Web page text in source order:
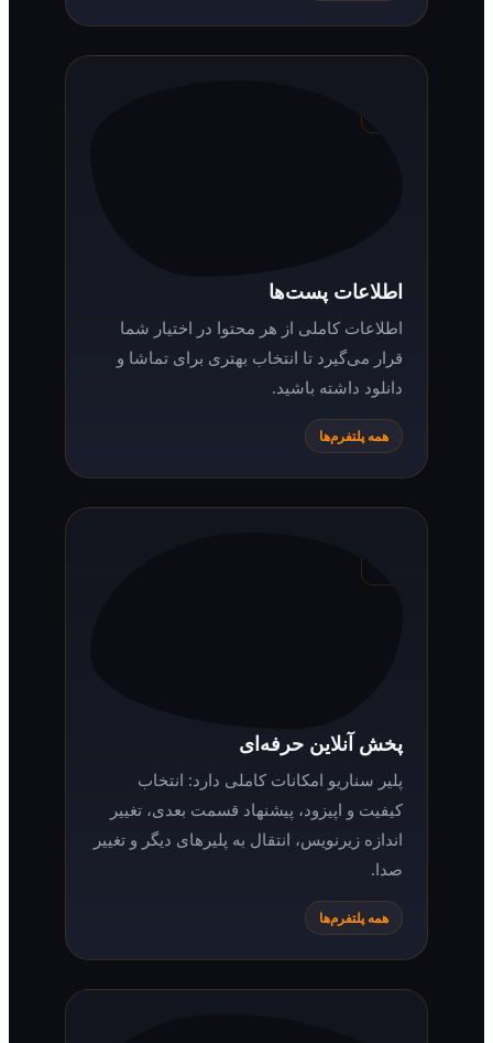
اطلاعات پست‌ها
اطلاعات کاملی از هر محتوا در اختیار شما
قرار می‌گیرد تا انتخاب بهتری برای تماشا و
دانلود داشته باشید.
همه پلتفرم‌ها
پخش آنلاین حرفه‌ای
پلیر سناریو امکانات کاملی دارد: انتخاب
کیفیت و اپیزود، پیشنهاد قسمت بعدی، تغییر
اندازه زیرنویس، انتقال به پلیرهای دیگر و تغییر
همه پلتفرم‌ها